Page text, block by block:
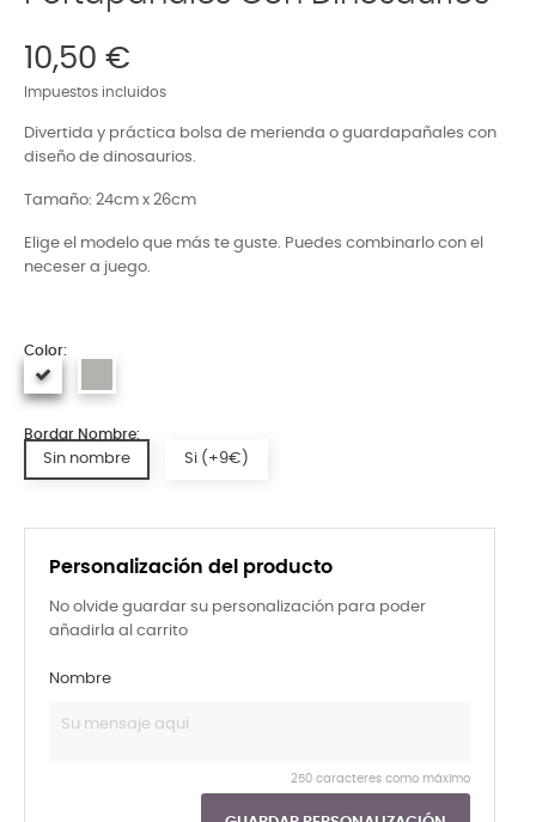
10,50 €
Impuestos incluidos
Divertida y práctica bolsa de merienda o guardapañales con
diseño de dinosaurios.
Tamaño: 24cm x 26cm
Elige el modelo que más te guste. Puedes combinarlo con el
neceser a juego.
Personalización del producto
No olvide guardar su personalización para poder
añadirla al carrito
Nombre
250 caracteres como máximo
Color:
Bordar Nombre:
Sin nombre Si (+9€)